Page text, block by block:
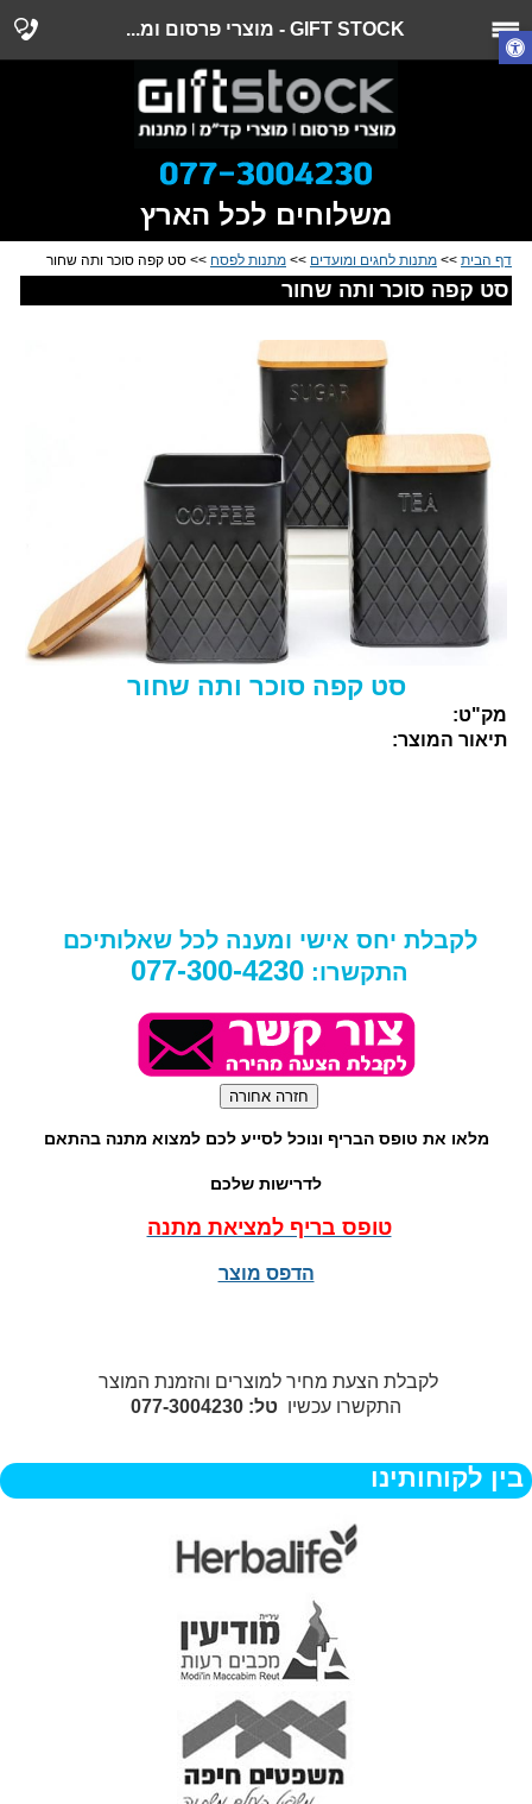
GIFT STOCK - מוצרי פרסום ומ...
משלוחים לכל הארץ
דף הבית >> מתנות לחגים ומועדים >> מתנות לפסח >> סט קפה סוכר ותה שחור
סט קפה סוכר ותה שחור
סט קפה סוכר ותה שחור
מק"ט:
תיאור המוצר:
לקבלת יחס אישי ומענה לכל שאלותיכם
התקשרו: 077-300-4230
מלאו את טופס הבריף ונוכל לסייע לכם למצוא מתנה בהתאם
לדרישות שלכם
טופס בריף למציאת מתנה
הדפס מוצר
לקבלת הצעת מחיר למוצרים והזמנת המוצר
התקשרו עכשיו טל: 077-3004230
בין לקוחותינו